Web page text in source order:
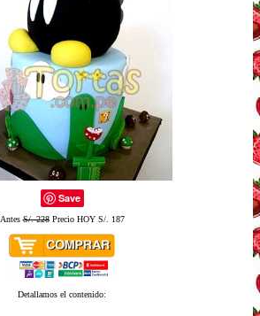
Save
AntesS/. 228Precio HOY S/. 187
Detallamos el contenido: